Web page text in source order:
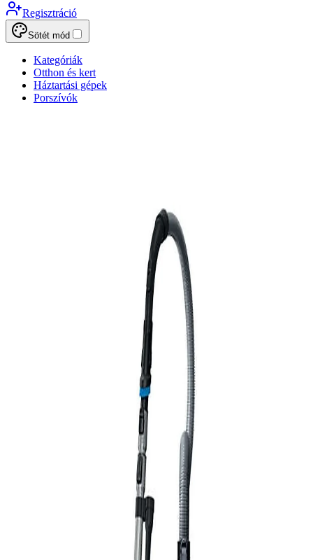
Regisztráció
Sötét mód
Kategóriák
Otthon és kert
Háztartási gépek
Porszívók